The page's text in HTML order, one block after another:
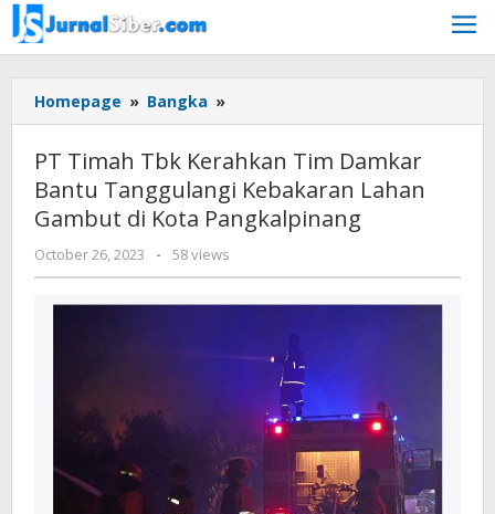
Skip
to
content
Homepage » Bangka »
Timah
Kerahkan
Tim
Damkar
Bantu
Tanggulangi
Kebakaran
Lahan
Pangkalpinang
PT Timah Tbk Kerahkan Tim Damkar
Bantu Tanggulangi Kebakaran Lahan
Gambut di Kota Pangkalpinang
October 26, 2023
by
Jurnalsiber
- 58 views